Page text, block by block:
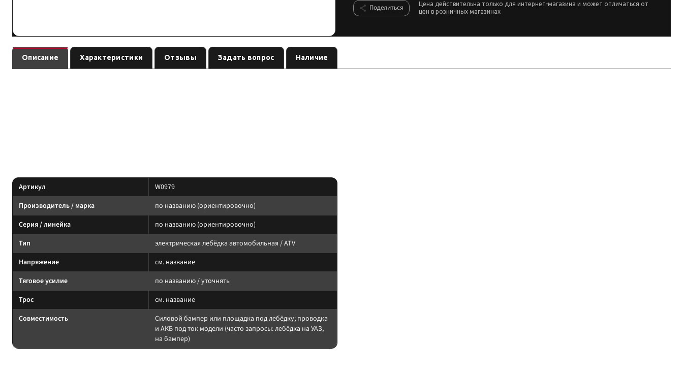
Поделиться
Цена действительна только для интернет-магазина и может отличаться от
цен в розничных магазинах
Описание Характеристики Отзывы Задать вопрос Наличие
Артикул
W0979
Производитель / марка
по названию (ориентировочно)
Серия / линейка
по названию (ориентировочно)
Тип
электрическая лебёдка автомобильная / ATV
Напряжение
см. название
Тяговое усилие
по названию / уточнять
Трос
см. название
Совместимость
Силовой бампер или площадка под лебёдку; проводка
и АКБ под ток модели (часто запросы: лебёдка на УАЗ,
на бампер)